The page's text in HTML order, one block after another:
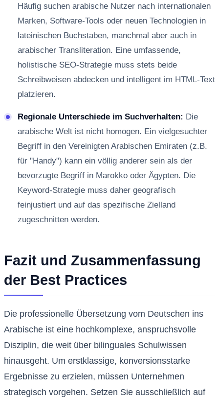
Häufig suchen arabische Nutzer nach internationalen
Marken, Software-Tools oder neuen Technologien in
lateinischen Buchstaben, manchmal aber auch in
arabischer Transliteration. Eine umfassende,
holistische SEO-Strategie muss stets beide
Schreibweisen abdecken und intelligent im HTML-Text
platzieren.
Regionale Unterschiede im Suchverhalten: Die
arabische Welt ist nicht homogen. Ein vielgesuchter
Begriff in den Vereinigten Arabischen Emiraten (z.B.
für "Handy") kann ein völlig anderer sein als der
bevorzugte Begriff in Marokko oder Ägypten. Die
Keyword-Strategie muss daher geografisch
feinjustiert und auf das spezifische Zielland
zugeschnitten werden.
Fazit und Zusammenfassung
der Best Practices
Die professionelle Übersetzung vom Deutschen ins
Arabische ist eine hochkomplexe, anspruchsvolle
Disziplin, die weit über bilinguales Schulwissen
hinausgeht. Um erstklassige, konversionsstarke
Ergebnisse zu erzielen, müssen Unternehmen
strategisch vorgehen. Setzen Sie ausschließlich auf